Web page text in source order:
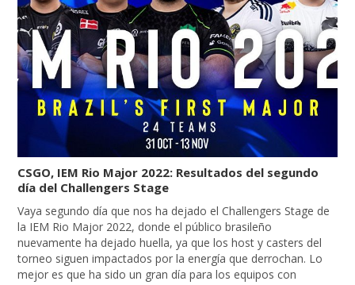
CSGO, IEM Rio Major 2022: Resultados del segundo
día del Challengers Stage
Vaya segundo día que nos ha dejado el Challengers Stage de
la IEM Rio Major 2022, donde el público brasileño
nuevamente ha dejado huella, ya que los host y casters del
torneo siguen impactados por la energía que derrochan. Lo
mejor es que ha sido un gran día para los equipos con